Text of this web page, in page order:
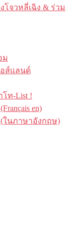
โจวหลี่เฉิง & ร่วม
ม
อส์แลนด์
โท-List !
en)
(ในภาษาอังกฤษ)